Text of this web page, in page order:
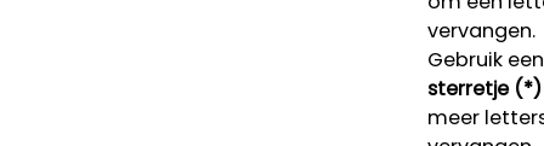
vervangen.
Gebruik een
sterretje (*)
meer